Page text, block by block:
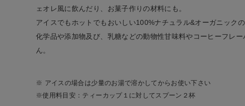
ナチュラル服
ファッション雑貨
ェオレ風に飲んだり、お菓子作りの材料にも。
アイスでもホットでもおいしい100%ナチュラル&オーガニック
化学品や添加物及び、乳糖などの動物性甘味料やコーヒーフレ
ん。
※ アイスの場合は少量のお湯で溶かしてからお使い下さい
※使用料目安：ティーカップ１に対してスプーン２杯